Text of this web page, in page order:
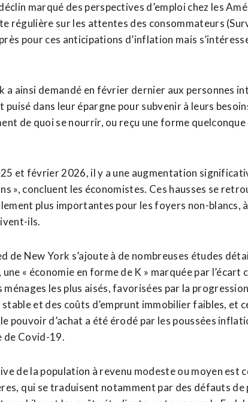
marqué des perspectives d’emploi chez les
régulière sur les attentes des consommateurs
pour ces anticipations d’inflation mais
a ainsi ⁠demandé en février dernier aux personnes
⁠puisé dans leur épargne pour subvenir à leurs
de quoi se nourrir, ou reçu une forme quelconque
et février 2026, il y a une augmentation
», concluent les économistes. Ces hausses se
plus importantes pour les foyers non-blancs,
ils.
de New York s’ajoute à de ​nombreuses études
une « économie en forme de K » marquée par
les plus aisés, favorisées par la
stable ​et des coûts d’emprunt immobilier faibles, et
pouvoir d’achat a été érodé par les poussées
de Covid-19.
de la population à revenu modeste ou moyen est
⁠qui se traduisent notamment par des défauts de